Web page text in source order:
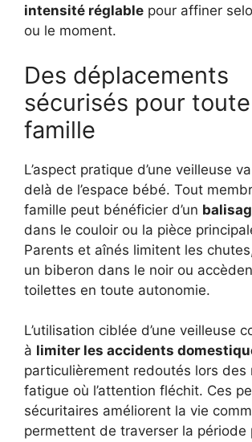
intensité réglable pour affiner
ou le moment.
Des déplacements
sécurisés pour
famille
L’aspect pratique d’une veilleuse
delà de l’espace bébé. Tout
famille peut bénéficier d’un
dans le couloir ou la pièce
Parents et aînés limitent les
un biberon dans le noir ou
toilettes en toute autonomie.
L’utilisation ciblée d’une veilleuse
à limiter les accidents
particulièrement redoutés lors des
fatigue où l’attention fléchit. Ces
sécuritaires améliorent la vie
permettent de traverser la période